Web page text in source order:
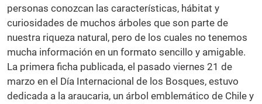
personas conozcan las características, hábitat y
curiosidades de muchos árboles que son parte de
nuestra riqueza natural, pero de los cuales no tenemos
mucha información en un formato sencillo y amigable.
La primera ficha publicada, el pasado viernes 21 de
marzo en el Día Internacional de los Bosques, estuvo
dedicada a la araucaria, un árbol emblemático de Chile y